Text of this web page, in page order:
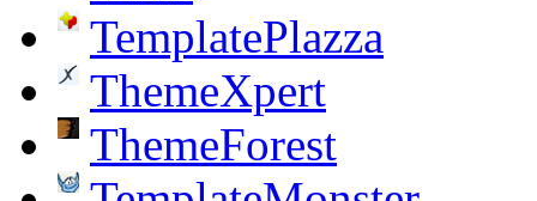
TemplatePlazza
ThemeXpert
ThemeForest